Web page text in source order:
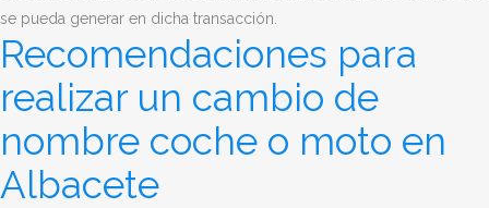
se pueda generar en dicha transacción.
Recomendaciones para
realizar un cambio de
nombre coche o moto en
Albacete